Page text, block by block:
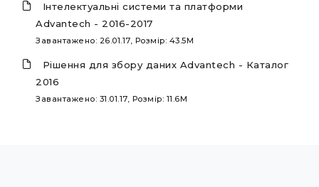
Інтелектуальні системи та платформи
Advantech - 2016-2017
Завантажено: 26.01.17, Розмір: 43.5M
Рішення для збору даних Advantech - Каталог
2016
Завантажено: 31.01.17, Розмір: 11.6M